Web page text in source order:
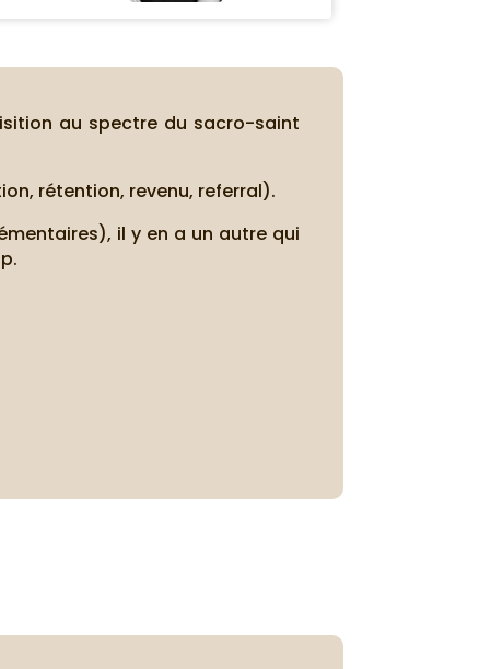
au spectre du sacro-saint
rétention, revenu, referral).
il y en a un autre qui